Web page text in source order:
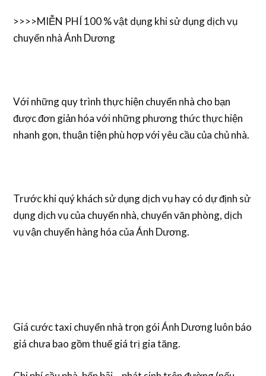
>>>>MIỄN PHÍ 100 % vật dụng khi sử dụng dịch vụ
chuyển nhà Ánh Dương
Với những quy trình thực hiện chuyển nhà cho bạn
được đơn giản hóa với những phương thức thực hiện
nhanh gọn, thuận tiện phù hợp với yêu cầu của chủ nhà.
Trước khi quý khách sử dụng dịch vụ hay có dự định sử
dụng dịch vụ của chuyển nhà, chuyển văn phòng, dịch
vụ vận chuyển hàng hóa của Ánh Dương.
Giá cước taxi chuyển nhà trọn gói Ánh Dương luôn báo
giá chưa bao gồm thuế giá trị gia tăng.